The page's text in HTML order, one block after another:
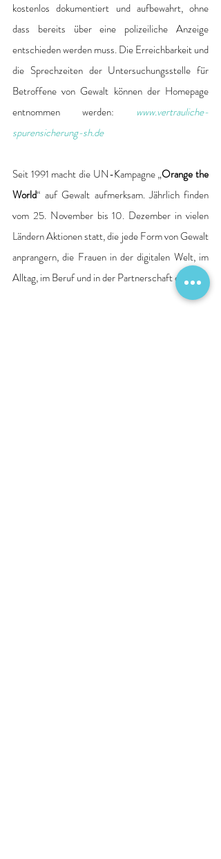
kostenlos dokumentiert und aufbewahrt, ohne
dass bereits über eine polizeiliche Anzeige
entschieden werden muss. Die Erreichbarkeit und
die Sprechzeiten der Untersuchungsstelle für
Betroffene von Gewalt können der Homepage
entnommen werden: www.vertrauliche-
spurensicherung-sh.de
Seit 1991 macht die UN-Kampagne „Orange the
World“ auf Gewalt aufmerksam. Jährlich finden
vom 25. November bis 10. Dezember in vielen
Ländern Aktionen statt, die jede Form von Gewalt
anprangern, die Frauen in der digitalen Welt, im
Alltag, im Beruf und in der Partnerschaft erleben.